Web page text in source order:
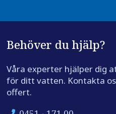
Behöver du hjälp?
Våra experter hjälper dig
för ditt vatten. Kontakta
offert.